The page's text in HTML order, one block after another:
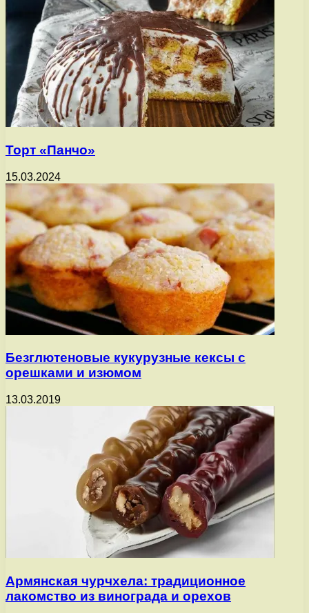
Торт «Панчо»
15.03.2024
Безглютеновые кукурузные кексы с
орешками и изюмом
13.03.2019
Армянская чурчхела: традиционное
лакомство из винограда и орехов